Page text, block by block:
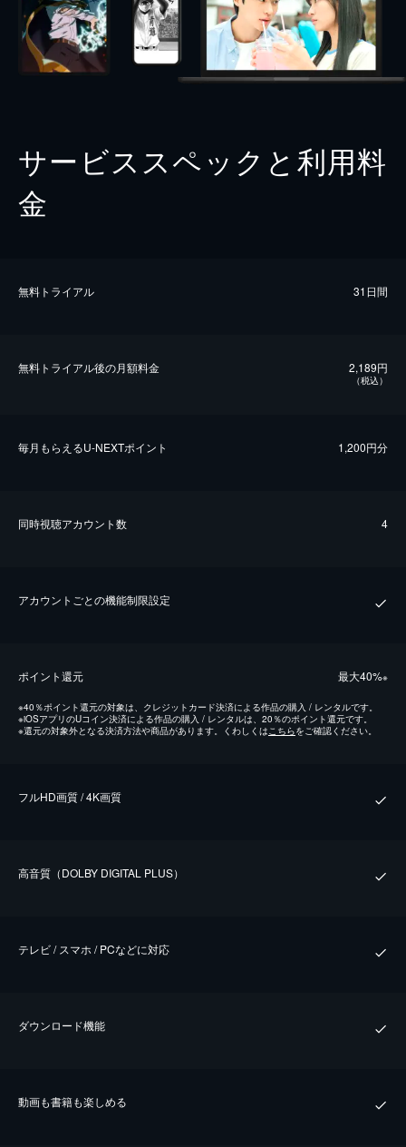
サービススペックと利用料
金
無料トライアル 31日間
無料トライアル後の⽉額料金 2,189円
（税込）
毎⽉もらえるU-NEXTポイント 1,200円分
同時視聴アカウント数 4
アカウントごとの機能制限設定
ポイント還元 最⼤40%※
※40％ポイント還元の対象は、クレジットカード決済による作品の購入 / レンタルです。
※iOSアプリのUコイン決済による作品の購入 / レンタルは、20％のポイント還元です。
※還元の対象外となる決済方法や商品があります。くわしくはこちらをご確認ください。
フルHD画質 / 4K画質
⾼⾳質（DOLBY DIGITAL PLUS）
テレビ / スマホ / PCなどに対応
ダウンロード機能
動画も書籍も楽しめる